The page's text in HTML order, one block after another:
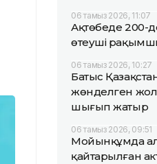
06 тамыз 2026, 11:07
Ақтөбеде 200-
өтеуші
06 тамыз 2026, 10:27
Батыс
жөнделген
шығып жатыр
06 тамыз 2026, 09:51
Мойынқұмда
қайтарылған